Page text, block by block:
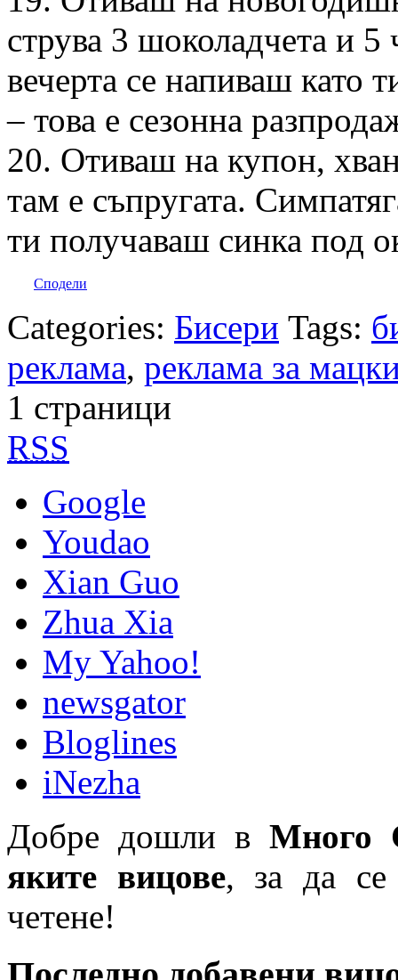
струва 3 шоколадчета и
вечерта се напиваш като
– това е сезонна
20. Отиваш на купон,
там е съпругата.
ти получаваш синка под
Сподели
Categories: Бисери Tags:
реклама, реклама за
1 страници
RSS
Google
Youdao
Xian Guo
Zhua Xia
My Yahoo!
newsgator
Bloglines
iNezha
Добре дошли в Много
яките вицове, за да се
четене!